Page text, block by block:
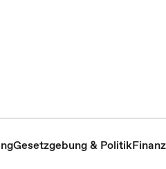
Gesetzgebung & Politik